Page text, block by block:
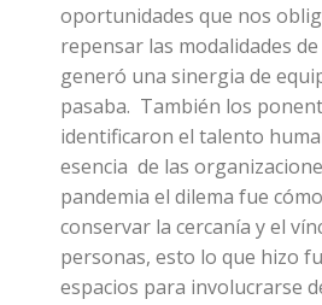
oportunidades que nos
repensar las modalidades
generó una sinergia de
pasaba. También los
identificaron el talento
esencia de las
pandemia el dilema fue
conservar la cercanía y el
personas, esto lo que hizo
espacios para involucrarse